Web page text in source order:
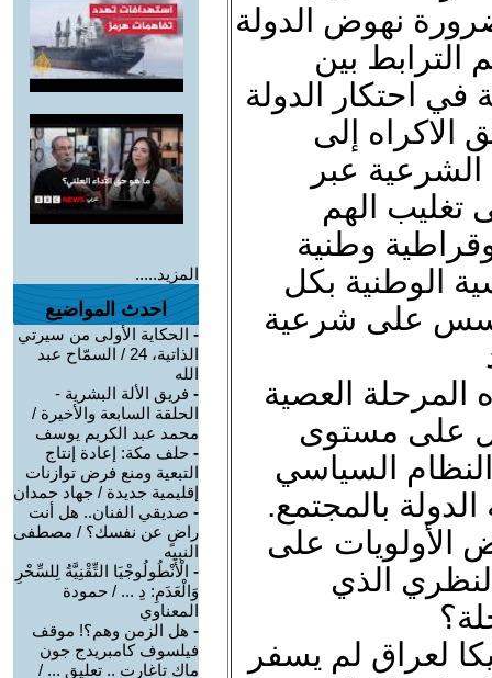
نهوض الدولة
الترابط بين
في احتكار الدولة
الاكراه إلى
عبر
تغليب الهم
وطنية
الوطنية بكل
على شرعية
المرحلة العصية
بل على مستوى
السياسي
بالمجتمع.
على
الذي
لعراق لم يسفر
المزيد.....
احدث المواضيع
- الحكاية الأولى من سيرتي
الذاتية، 24 / السمّاح عبد
الله
- فريق الألة البشرية -
الحلقة السابعة والأخيرة /
محمد عبد الكريم يوسف
- حلف مكة: إعادة إنتاج
التبعية ومنع فرض توازنات
إقليمية جديدة / جهاد حمدان
- صديقي الفنان.. هل أنت
راضٍ عن نفسك؟ / مصطفى
النبيه
- الْأَنْطُولُوجْيَا التِّقْنِيَّةُ لِلسِّحْرِ
وَالْعَدَمِ: دِ ... / حمودة
المعناوي
- هل الزمن وهم؟! موقف
فيلسوف كامبريدج جون
ماك تاغارت .. تعليق ... /